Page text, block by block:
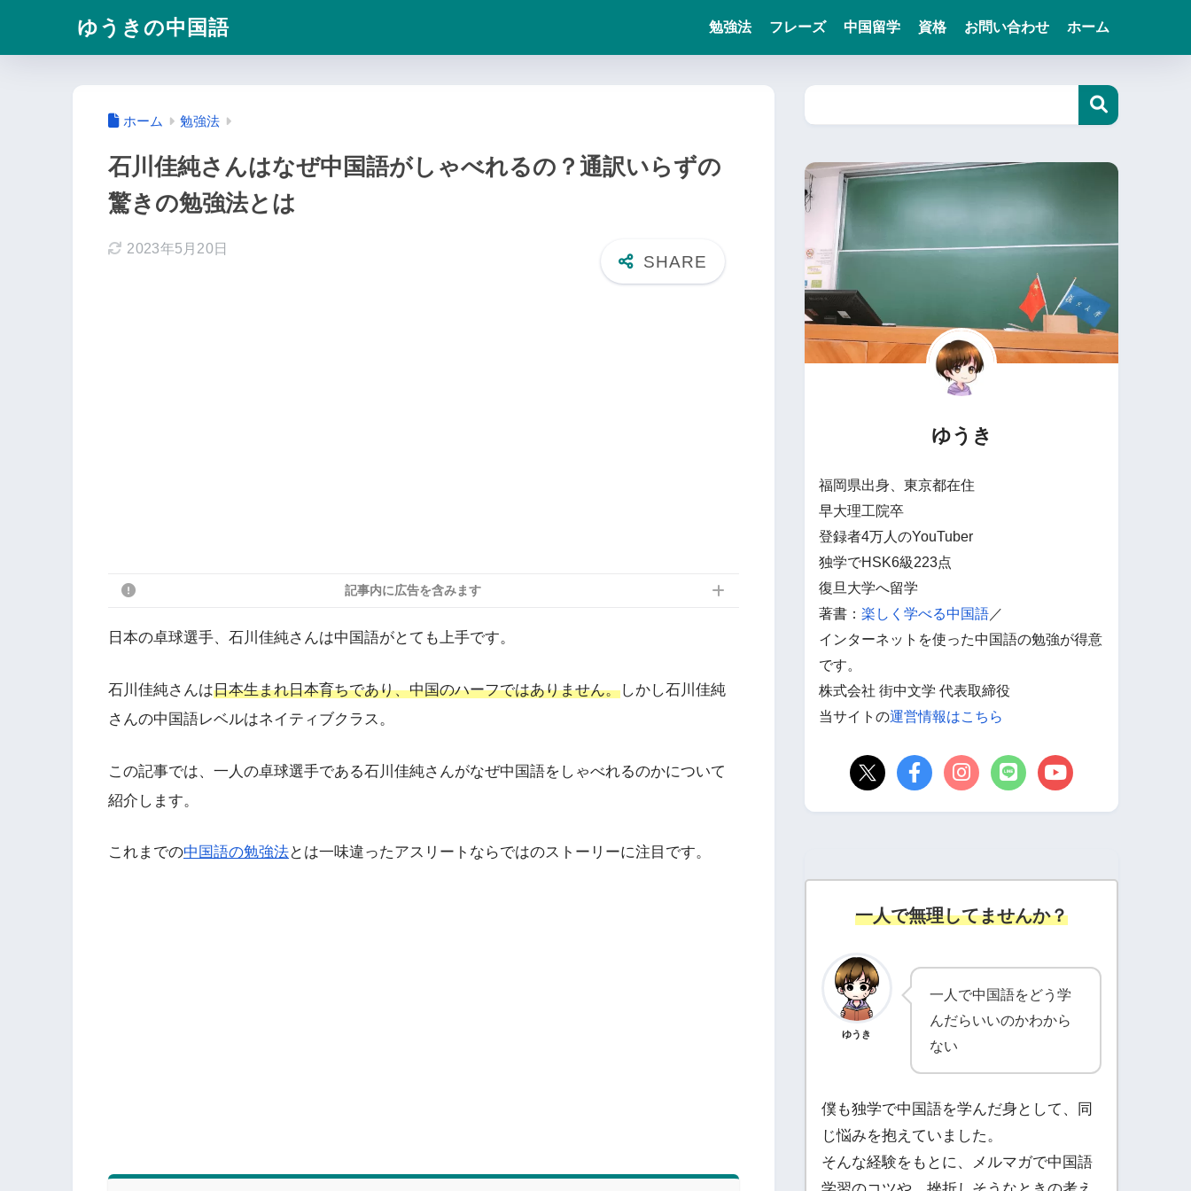
ゆうきの中国語 勉強法 フレーズ 中国留学 資格 お問い合わせ ホーム
ホーム 勉強法
石川佳純さんはなぜ中国語がしゃべれるの？通訳いらずの
驚きの勉強法とは
2023年5月20日
記事内に広告を含みます
日本の卓球選手、石川佳純さんは中国語がとても上手です。
石川佳純さんは日本生まれ日本育ちであり、中国のハーフではありません。しかし石川佳純
さんの中国語レベルはネイティブクラス。
この記事では、一人の卓球選手である石川佳純さんがなぜ中国語をしゃべれるのかについて
紹介します。
これまでの中国語の勉強法とは一味違ったアスリートならではのストーリーに注目です。
ゆうき
福岡県出身、東京都在住
早大理工院卒
登録者4万人のYouTuber
独学でHSK6級223点
復旦大学へ留学
著書： 楽しく学べる中国語 ／
インターネットを使った中国語の勉強が得意
です。
株式会社 街中文学 代表取締役
当サイトの運営情報はこちら
一人で無理してませんか？
ゆうき
一人で中国語をどう学
んだらいいのかわから
ない
僕も独学で中国語を学んだ身として、同
じ悩みを抱えていました。
そんな経験をもとに、メルマガで中国語